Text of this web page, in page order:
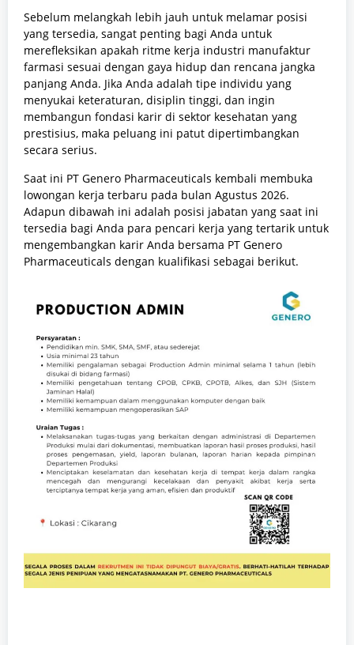
Sebelum melangkah lebih jauh untuk melamar posisi
yang tersedia, sangat penting bagi Anda untuk
merefleksikan apakah ritme kerja industri manufaktur
farmasi sesuai dengan gaya hidup dan rencana jangka
panjang Anda. Jika Anda adalah tipe individu yang
menyukai keteraturan, disiplin tinggi, dan ingin
membangun fondasi karir di sektor kesehatan yang
prestisius, maka peluang ini patut dipertimbangkan
secara serius.
Saat ini PT Genero Pharmaceuticals kembali membuka
lowongan kerja terbaru pada bulan Agustus 2026.
Adapun dibawah ini adalah posisi jabatan yang saat ini
tersedia bagi Anda para pencari kerja yang tertarik untuk
mengembangkan karir Anda bersama PT Genero
Pharmaceuticals dengan kualifikasi sebagai berikut.